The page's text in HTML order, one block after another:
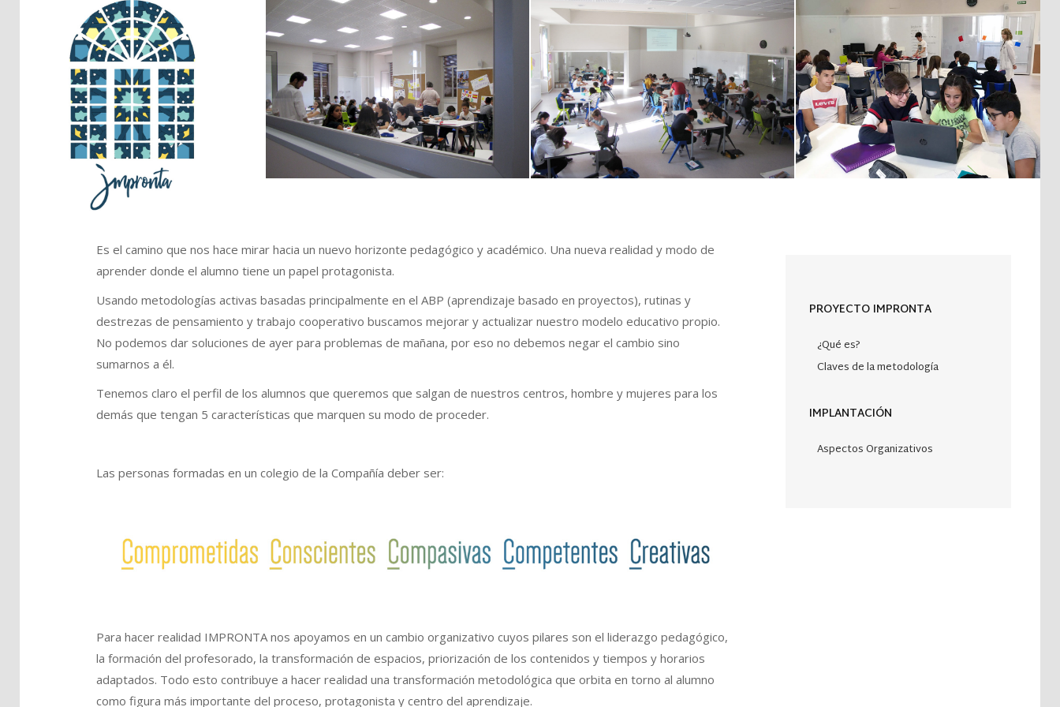
Proyecto de idiomas
Plan de mediación y convivencia
Netiqueta
Es el camino que nos hace mirar hacia un nuevo horizonte pedagógico y académico. Una nueva realidad y modo de
aprender donde el alumno tiene un papel protagonista.
Usando metodologías activas basadas principalmente en el ABP (aprendizaje basado en proyectos), rutinas y
destrezas de pensamiento y trabajo cooperativo buscamos mejorar y actualizar nuestro modelo educativo propio.
No podemos dar soluciones de ayer para problemas de mañana, por eso no debemos negar el cambio sino
sumarnos a él.
Tenemos claro el perfil de los alumnos que queremos que salgan de nuestros centros, hombre y mujeres para los
demás que tengan 5 características que marquen su modo de proceder.
Las personas formadas en un colegio de la Compañía deber ser:
Para hacer realidad IMPRONTA nos apoyamos en un cambio organizativo cuyos pilares son el liderazgo pedagógico,
la formación del profesorado, la transformación de espacios, priorización de los contenidos y tiempos y horarios
adaptados. Todo esto contribuye a hacer realidad una transformación metodológica que orbita en torno al alumno
como figura más importante del proceso, protagonista y centro del aprendizaje.
PROYECTO IMPRONTA
¿Qué es?
Claves de la metodología
IMPLANTACIÓN
Aspectos Organizativos